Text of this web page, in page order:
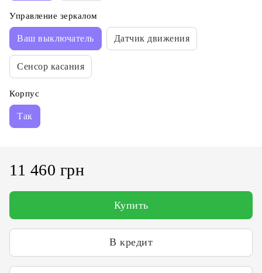
Управление зеркалом
Ваш выключатель Датчик движения
Сенсор касания
Корпус
Так
11 460 грн
Купить
В кредит